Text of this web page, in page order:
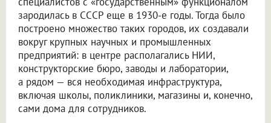
зародилась в СССР еще в 1930-е годы. Тогда было
построено множество таких городов, их создавали
вокруг крупных научных и промышленных
предприятий: в центре располагались НИИ,
конструкторские бюро, заводы и лаборатории,
а рядом — вся необходимая инфраструктура,
включая школы, поликлиники, магазины и, конечно,
сами дома для сотрудников.